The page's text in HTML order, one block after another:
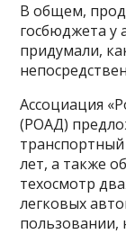
В общем,
госбюджета у
придумали,
Ассоциация
(РОАД)
лет, а также
техосмотр
легковых
пользовании,